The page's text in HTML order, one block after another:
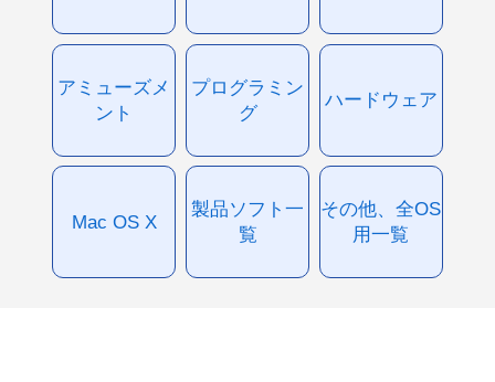
アミューズメ
ント
プログラミン
グ
ハードウェア
Mac OS X
製品ソフト一
覧
その他、全OS
用一覧